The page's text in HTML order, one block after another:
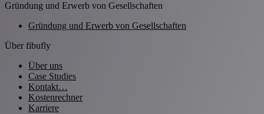
Gründung und Erwerb von Gesellschaften
Gründung und Erwerb von Gesellschaften
Über fibufly
Über uns
Case Studies
Kontakt…
Kostenrechner
Karriere